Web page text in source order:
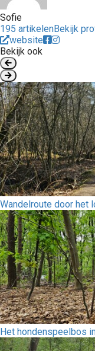
Sofie
195 artikelenBekijk
website
Bekijk ook
Wandelroute door het
Het hondenspeelbos